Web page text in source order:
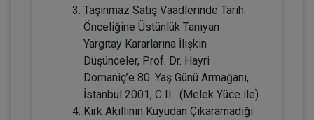
Kongresi - VII. Oturum
360 TL Sepete Ekle
Tüketici Hukuku Enstitüsü
Taşınmaz Satış Vaadlerinde Tarih
Önceliğine Üstünlük Tanıyan
Yargıtay Kararlarına İlişkin
Düşünceler, Prof. Dr. Hayri
Domaniç’e 80. Yaş Günü Armağanı,
İstanbul 2001, C II. (Melek Yüce ile)
Kırk Akıllının Kuyudan Çıkaramadığı